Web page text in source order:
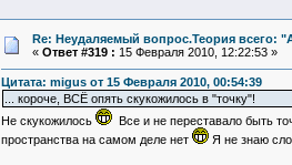
Re: Неудаляемый вопрос.Теория всего:
« Ответ #319 : 15 Февраля 2010, 12:22:53 »
Цитата: migus от 15 Февраля 2010, 00:54:39
... короче, ВСЁ опять скукожилось в "точку"!
Не скукожилось
Все и не переставало быть
пространства на самом деле нет
Я не знаю